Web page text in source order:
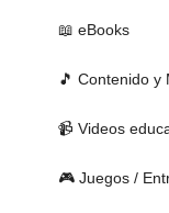
📖 eBooks
🎵 Contenido y
📹 Videos
🎮 Juegos /